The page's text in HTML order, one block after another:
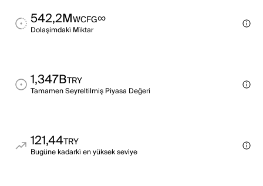
542,2MWCFG∞
Dolaşimdaki̇ Mi̇ktar
1,347BTRY
Tamamen Seyreltilmiş Piyasa Değeri
121,44TRY
Bugüne kadarki̇ en yüksek sevi̇ye